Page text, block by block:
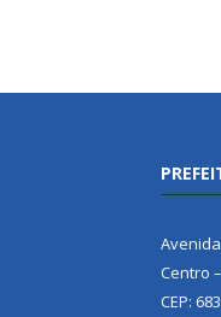
Centro
CEP: